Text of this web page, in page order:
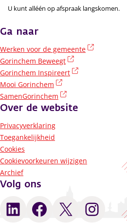
U kunt alléén op afspraak langskomen.
Ga naar
Werken voor de gemeente
Gorinchem Beweegt
Gorinchem Inspireert
Mooi Gorinchem
SamenGorinchem
Over de website
Privacyverklaring
Toegankelijkheid
Cookies
Cookievoorkeuren wijzigen
Archief
Volg ons
LinkedIn Facebook X Instagram